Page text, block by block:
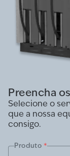
Preencha
Selecione o
que a nossa
consigo.
Produto *